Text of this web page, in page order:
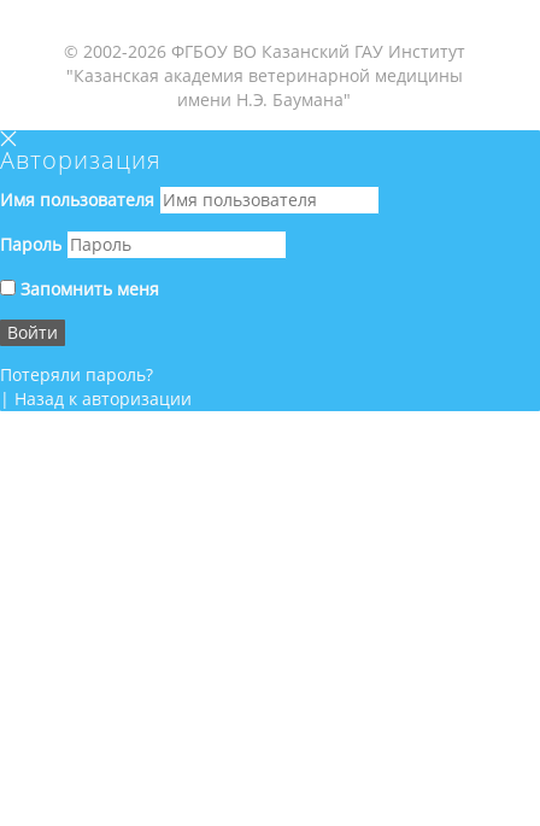
© 2002-2026 ФГБОУ ВО Казанский ГАУ Институт
"Казанская академия ветеринарной медицины
имени Н.Э. Баумана"
Авторизация
Имя пользователя
Пароль
Запомнить меня
Потеряли пароль?
| Назад к авторизации